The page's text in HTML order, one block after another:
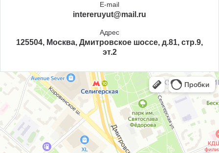
E-mail
intereruyut@mail.ru
Адрес
125504, Москва, Дмитровское шоссе, д.81, стр.9,
эт.2